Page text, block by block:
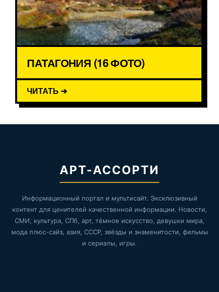
ПАТАГОНИЯ (16 ФОТО)
ЧИТАТЬ ➔
АРТ-АССОРТИ
Информационный портал и мультисайт. Эксклюзивный
контент для ценителей качественной информации. Новости,
СМИ, культура, СПб, арт, тёмное искусство, девушки мира,
мода плюс-сайз, азия, СССР, звёзды и знаменитости, фильмы
и сериалы, игры.